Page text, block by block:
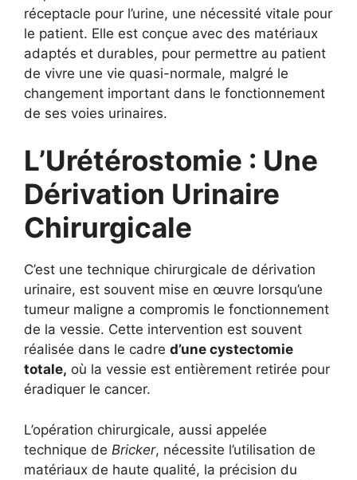
réceptacle pour l’urine, une nécessité vitale pour
le patient. Elle est conçue avec des matériaux
adaptés et durables, pour permettre au patient
de vivre une vie quasi-normale, malgré le
changement important dans le fonctionnement
de ses voies urinaires.
L’Urétérostomie : Une
Dérivation Urinaire
Chirurgicale
C’est une technique chirurgicale de dérivation
urinaire, est souvent mise en œuvre lorsqu’une
tumeur maligne a compromis le fonctionnement
de la vessie. Cette intervention est souvent
réalisée dans le cadre d’une cystectomie
totale, où la vessie est entièrement retirée pour
éradiquer le cancer.
L’opération chirurgicale, aussi appelée
technique de Bricker, nécessite l’utilisation de
matériaux de haute qualité, la précision du